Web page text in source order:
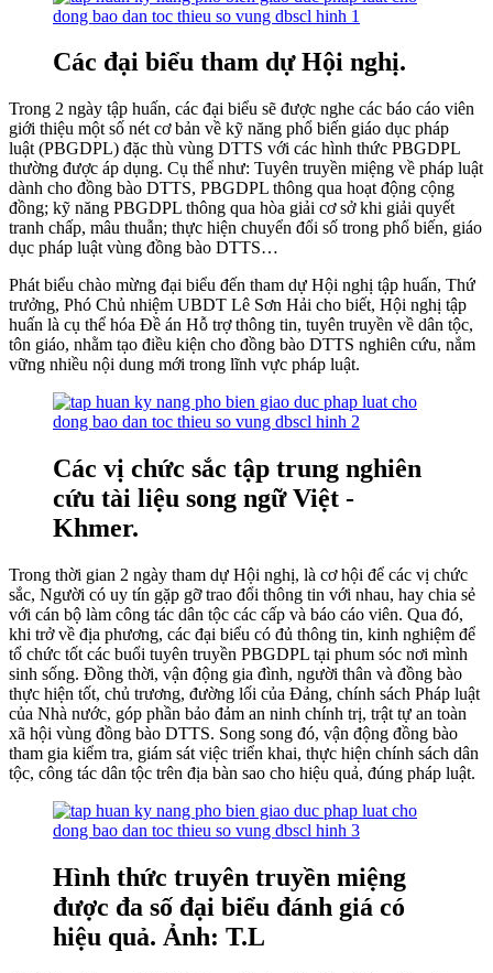
Các đại biểu tham dự Hội nghị.
Trong 2 ngày tập huấn, các đại biểu sẽ được nghe các báo cáo viên
giới thiệu một số nét cơ bản về kỹ năng phổ biến giáo dục pháp
luật (PBGDPL) đặc thù vùng DTTS với các hình thức PBGDPL
thường được áp dụng. Cụ thể như: Tuyên truyền miệng về pháp luật
dành cho đồng bào DTTS, PBGDPL thông qua hoạt động cộng
đồng; kỹ năng PBGDPL thông qua hòa giải cơ sở khi giải quyết
tranh chấp, mâu thuẫn; thực hiện chuyển đổi số trong phổ biến, giáo
dục pháp luật vùng đồng bào DTTS…
Phát biểu chào mừng đại biểu đến tham dự Hội nghị tập huấn, Thứ
trưởng, Phó Chủ nhiệm UBDT Lê Sơn Hải cho biết, Hội nghị tập
huấn là cụ thể hóa Đề án Hỗ trợ thông tin, tuyên truyền về dân tộc,
tôn giáo, nhằm tạo điều kiện cho đồng bào DTTS nghiên cứu, nắm
vững nhiều nội dung mới trong lĩnh vực pháp luật.
Các vị chức sắc tập trung nghiên
cứu tài liệu song ngữ Việt -
Khmer.
Trong thời gian 2 ngày tham dự Hội nghị, là cơ hội để các vị chức
sắc, Người có uy tín gặp gỡ trao đổi thông tin với nhau, hay chia sẻ
với cán bộ làm công tác dân tộc các cấp và báo cáo viên. Qua đó,
khi trở về địa phương, các đại biểu có đủ thông tin, kinh nghiệm để
tổ chức tốt các buổi tuyên truyền PBGDPL tại phum sóc nơi mình
sinh sống. Đồng thời, vận động gia đình, người thân và đồng bào
thực hiện tốt, chủ trương, đường lối của Đảng, chính sách Pháp luật
của Nhà nước, góp phần bảo đảm an ninh chính trị, trật tự an toàn
xã hội vùng đồng bào DTTS. Song song đó, vận động đồng bào
tham gia kiểm tra, giám sát việc triển khai, thực hiện chính sách dân
tộc, công tác dân tộc trên địa bàn sao cho hiệu quả, đúng pháp luật.
Hình thức truyên truyền miệng
được đa số đại biểu đánh giá có
hiệu quả. Ảnh: T.L